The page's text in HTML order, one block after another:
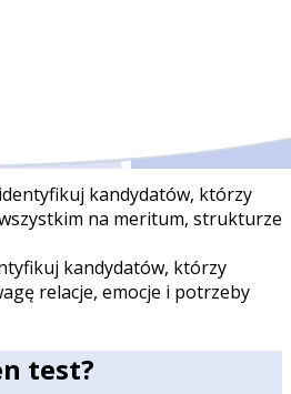
kandydatów, którzy
na meritum, strukturze
kandydatów, którzy
relacje, emocje i potrzeby
test?